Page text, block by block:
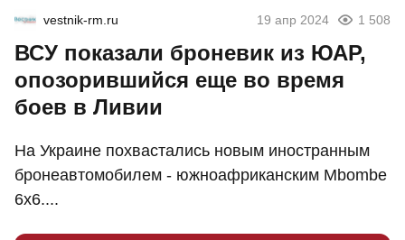
vestnik-rm.ru 19 апр 2024 1 508
ВСУ показали броневик из ЮАР,
опозорившийся еще во время
боев в Ливии
На Украине похвастались новым иностранным
бронеавтомобилем - южноафриканским Mbombe
6x6....